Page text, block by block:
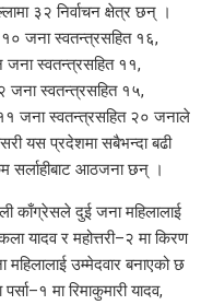
३२ निर्वाचन क्षेत्र छन् ।
१० जना स्वतन्त्रसहित १६,
जना स्वतन्त्रसहित ११,
जना स्वतन्त्रसहित १५,
११ जना स्वतन्त्रसहित २० जनाले
यस प्रदेशमा सबैभन्दा बढी
सर्लाहीबाट आठजना छन् ।
काँग्रेसले दुई जना महिलालाई
यादव र महोत्तरी–२ मा किरण
उम्मेदवार बनाएको छ
मा रिमाकुमारी यादव,